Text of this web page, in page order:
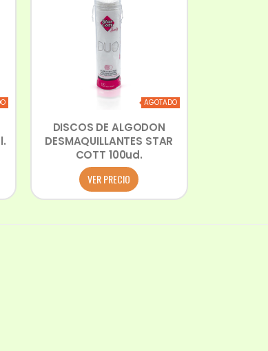
AGOTADO
DISCOS DE ALGODON
DESMAQUILLANTES STAR
COTT 100ud.
VER PRECIO